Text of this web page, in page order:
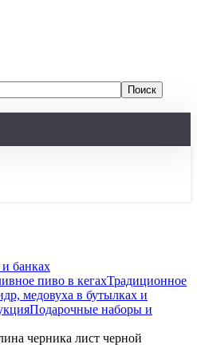
банках
пиво в кегахТрадиционное
медовуха в бутылках и
Подарочные наборы и
черника лист черной